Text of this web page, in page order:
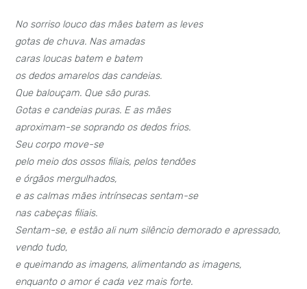
No sorriso louco das mães batem as leves
gotas de chuva. Nas amadas
caras loucas batem e batem
os dedos amarelos das candeias.
Que balouçam. Que são puras.
Gotas e candeias puras. E as mães
aproximam-se soprando os dedos frios.
Seu corpo move-se
pelo meio dos ossos filiais, pelos tendões
e órgãos mergulhados,
e as calmas mães intrínsecas sentam-se
nas cabeças filiais.
Sentam-se, e estão ali num silêncio demorado e apressado,
vendo tudo,
e queimando as imagens, alimentando as imagens,
enquanto o amor é cada vez mais forte.